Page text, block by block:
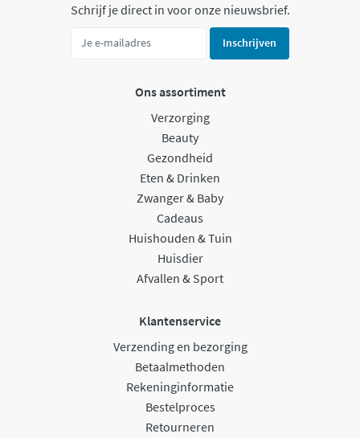
Schrijf je direct in voor onze nieuwsbrief.
Inschrijven
Ons assortiment
Verzorging
Beauty
Gezondheid
Eten & Drinken
Zwanger & Baby
Cadeaus
Huishouden & Tuin
Huisdier
Afvallen & Sport
Klantenservice
Verzending en bezorging
Betaalmethoden
Rekeninginformatie
Bestelproces
Retourneren